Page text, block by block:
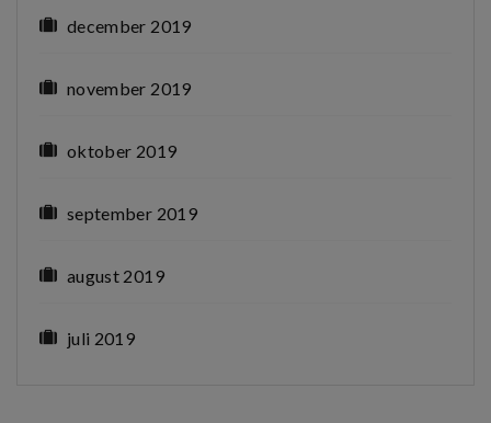
december 2019
november 2019
oktober 2019
september 2019
august 2019
juli 2019